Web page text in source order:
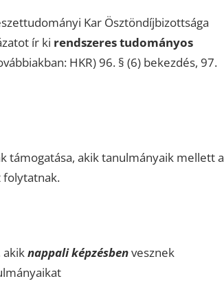
Kar Ösztöndíjbizottsága
ír ki rendszeres tudományos
HKR) 96. § (6) bekezdés, 97.
támogatása, akik tanulmányaik mellett a
akiknappali képzésbenvesznek